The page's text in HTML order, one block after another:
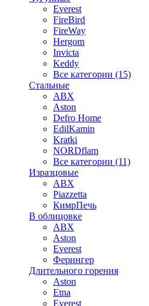
Everest
FireBird
FireWay
Hergom
Invicta
Keddy
Все категории (15)
Стальные
ABX
Aston
Defro Home
EdilKamin
Kratki
NORDflam
Все категории (11)
Изразцовые
ABX
Piazzetta
КимрПечь
В облицовке
ABX
Aston
Everest
Ферингер
Длительного горения
Aston
Etna
Everest